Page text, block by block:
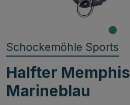
Schockemöhle Sports
Halfter Memphis
Marineblau